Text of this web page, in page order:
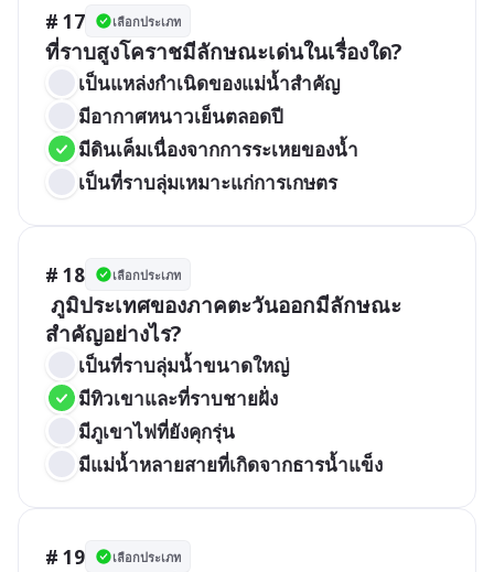
# 17 เลือกประเภท
ที่ราบสูงโคราชมีลักษณะเด่นในเรื่องใด?
เป็นแหล่งกำเนิดของแม่น้ำสำคัญ
มีอากาศหนาวเย็นตลอดปี
มีดินเค็มเนื่องจากการระเหยของน้ำ
เป็นที่ราบลุ่มเหมาะแก่การเกษตร
# 18 เลือกประเภท
สำคัญอย่างไร?
เป็นที่ราบลุ่มน้ำขนาดใหญ่
มีทิวเขาและที่ราบชายฝั่ง
มีภูเขาไฟที่ยังคุกรุ่น
มีแม่น้ำหลายสายที่เกิดจากธารน้ำแข็ง
# 19 เลือกประเภท